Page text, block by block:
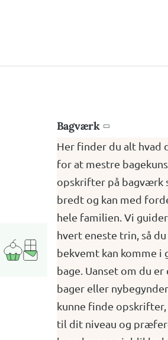
Bagværk 
Her finder du alt hvad
for at mestre
opskrifter på bagværk
bredt og kan med
hele familien. Vi
hvert eneste trin, så
bekvemt kan komme i
bage. Uanset om du er
bager eller
kunne finde opskrifter,
til dit niveau og